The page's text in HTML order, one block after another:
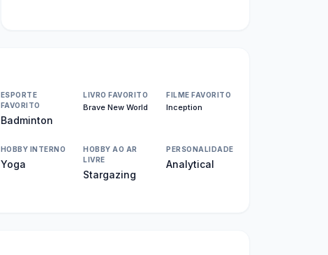
ESPORTE
FAVORITO
Badminton
LIVRO FAVORITO
Brave New World
FILME FAVORITO
Inception
HOBBY INTERNO
Yoga
HOBBY AO AR
LIVRE
Stargazing
PERSONALIDADE
Analytical